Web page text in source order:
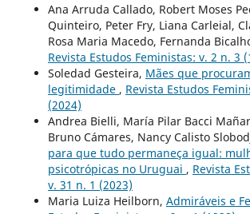
Ana Arruda Callado, Robert Moses
Quinteiro, Peter Fry, Liana Carleial,
Rosa Maria Macedo, Fernanda
Revista Estudos Feministas: v. 2 n. 3
Soledad Gesteira, Mães que
legitimidade , Revista Estudos
(2024)
Andrea Bielli, María Pilar Bacci
Bruno Cámares, Nancy Calisto
para que tudo permaneça igual:
psicotrópicas no Uruguai , Revista
v. 31 n. 1 (2023)
Maria Luiza Heilborn, Admiráveis e